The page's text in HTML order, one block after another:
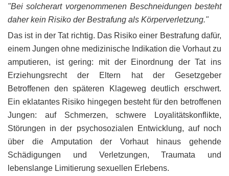
"Bei solcherart vorgenommenen Beschneidungen besteht
daher kein Risiko der Bestrafung als Körperverletzung."
Das ist in der Tat richtig. Das Risiko einer Bestrafung dafür,
einem Jungen ohne medizinische Indikation die Vorhaut zu
amputieren, ist gering: mit der Einordnung der Tat ins
Erziehungsrecht der Eltern hat der Gesetzgeber
Betroffenen den späteren Klageweg deutlich erschwert.
Ein eklatantes Risiko hingegen besteht für den betroffenen
Jungen: auf Schmerzen, schwere Loyalitätskonflikte,
Störungen in der psychosozialen Entwicklung, auf noch
über die Amputation der Vorhaut hinaus gehende
Schädigungen und Verletzungen, Traumata und
lebenslange Limitierung sexuellen Erlebens.